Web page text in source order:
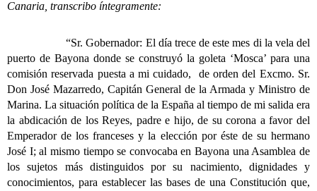
Canaria, transcribo íntegramente:
“Sr. Gobernador: El día trece de este mes di la vela del
puerto de Bayona donde se construyó la goleta ‘Mosca’ para una
comisión reservada puesta a mi cuidado, de orden del Excmo. Sr.
Don José Mazarredo, Capitán General de la Armada y Ministro de
Marina. La situación política de la España al tiempo de mi salida era
la abdicación de los Reyes, padre e hijo, de su corona a favor del
Emperador de los franceses y la elección por éste de su hermano
José I; al mismo tiempo se convocaba en Bayona una Asamblea de
los sujetos más distinguidos por su nacimiento, dignidades y
conocimientos, para establecer las bases de una Constitución que,